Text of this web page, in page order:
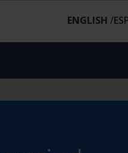
ENGLISH /